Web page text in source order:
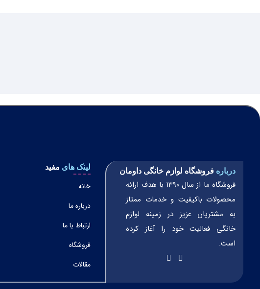
درباره فروشگاه لوازم خانگی داومان
فروشگاه ما از سال 1390 با هدف ارائه
محصولات باکیفیت و خدمات ممتاز
به مشتریان عزیز در زمینه لوازم
خانگی فعالیت خود را آغاز کرده
است.
لینک های مفید
خانه
درباره ما
ارتباط با ما
فروشگاه
مقالات